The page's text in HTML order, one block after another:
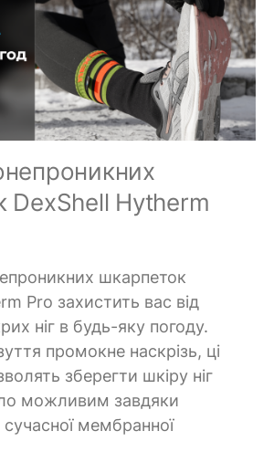
DexShell Hytherm
шкарпеток
Pro захистить вас від
ніг в будь-яку погоду.
промокне наскрізь, ці
зберегти шкіру ніг
можливим завдяки
мембранної